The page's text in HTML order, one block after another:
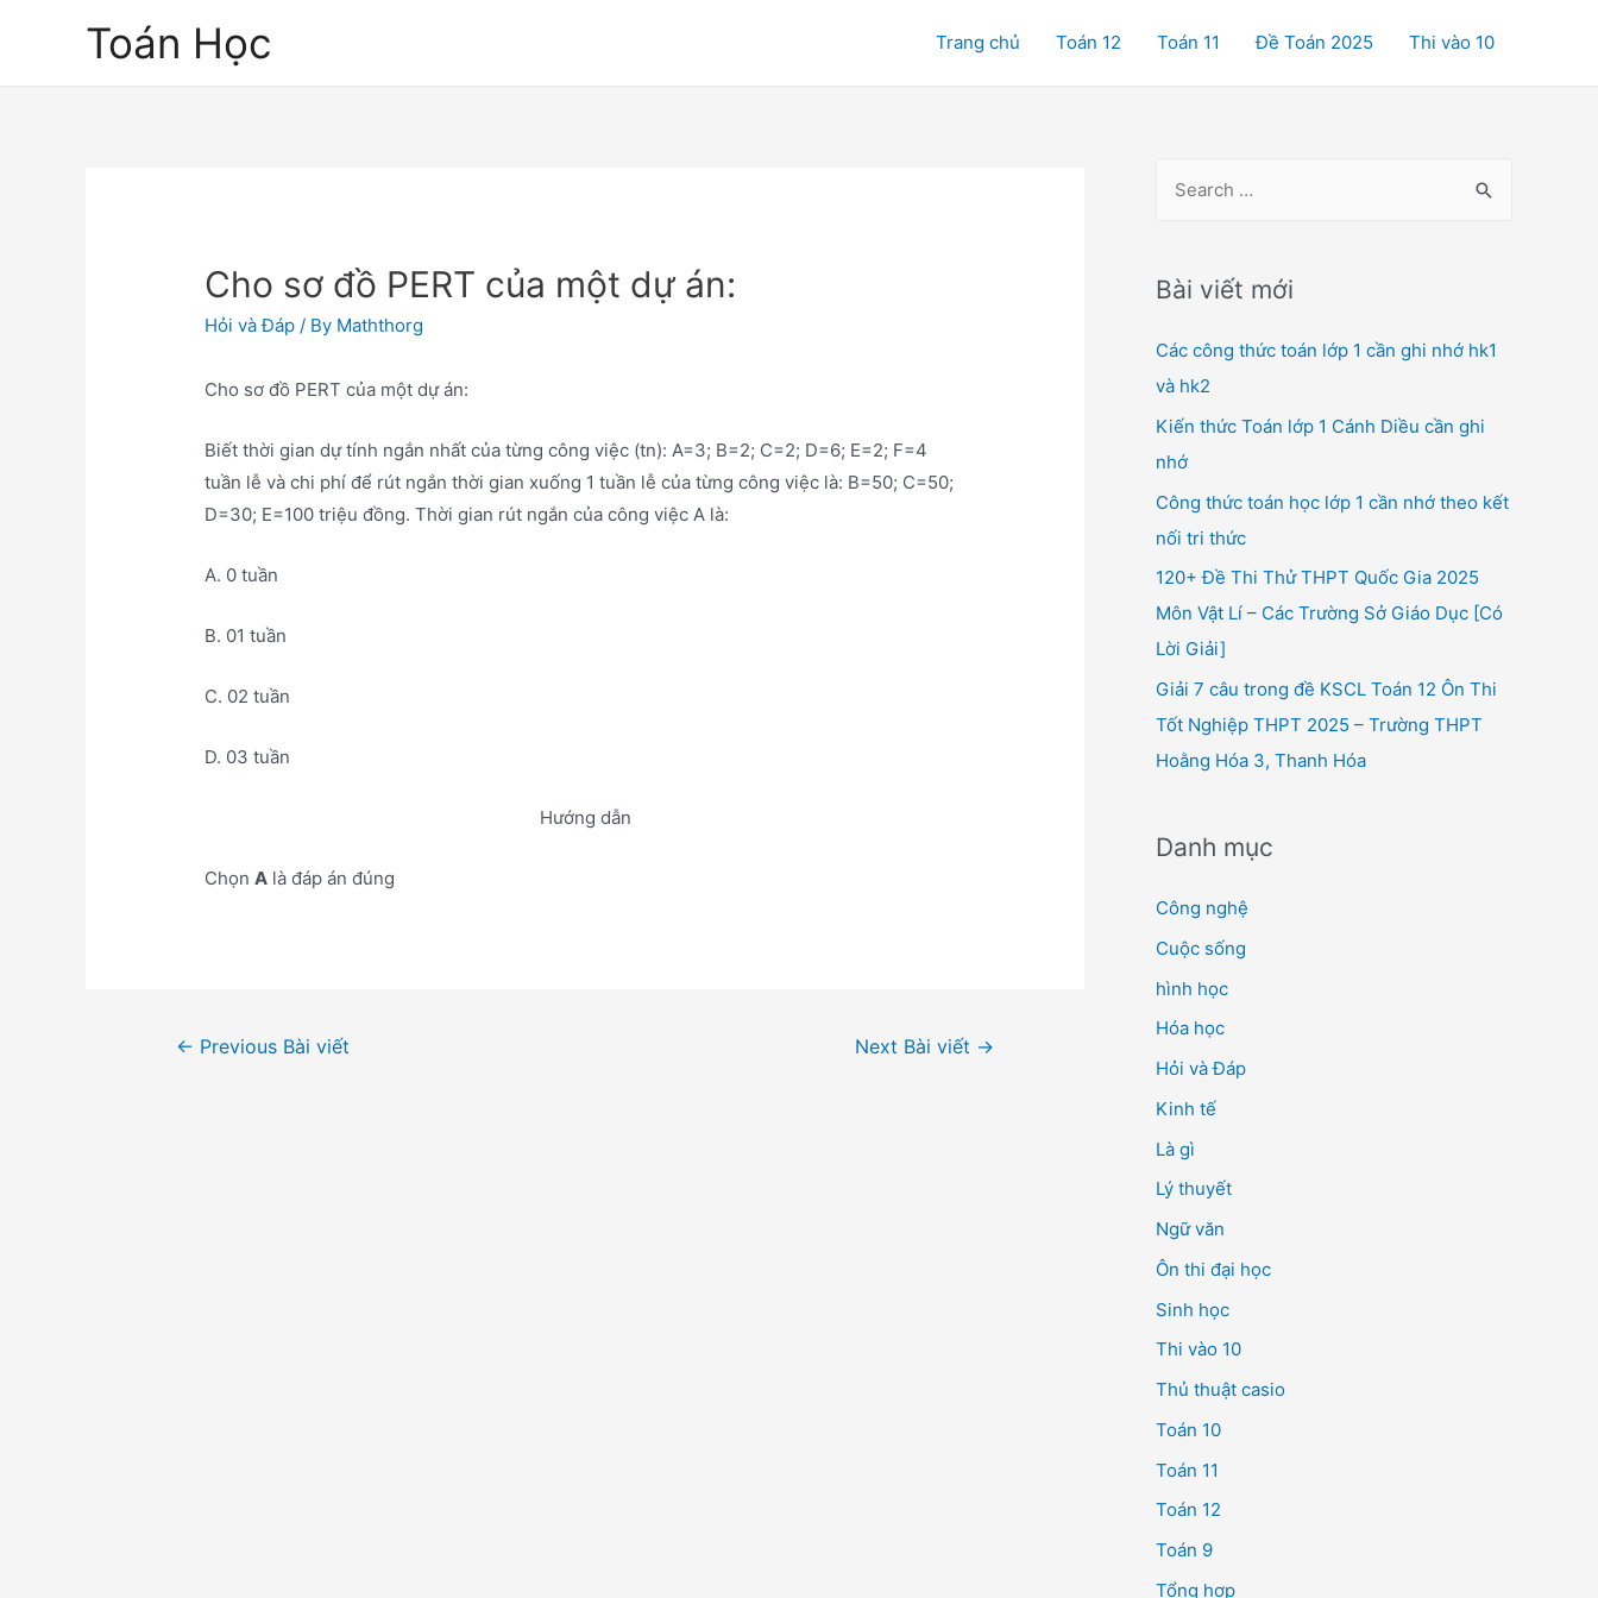
Toán Học Trang chủ Toán 12 Toán 11 Đề Toán 2025 Thi vào 10
Cho sơ đồ PERT của một dự án:
Hỏi và Đáp / By Maththorg
Cho sơ đồ PERT của một dự án:
Biết thời gian dự tính ngắn nhất của từng công việc (tn): A=3; B=2; C=2; D=6; E=2; F=4
tuần lễ và chi phí để rút ngắn thời gian xuống 1 tuần lễ của từng công việc là: B=50; C=50;
D=30; E=100 triệu đồng. Thời gian rút ngắn của công việc A là:
A. 0 tuần
B. 01 tuần
C. 02 tuần
D. 03 tuần
Hướng dẫn
ChọnA là đáp án đúng
Điều← Previous Bài viết Next Bài viết →
r
h
f
o
r
:
Bài viết mới
Các công thức toán lớp 1 cần ghi nhớ hk1
và hk2
Kiến thức Toán lớp 1 Cánh Diều cần ghi
nhớ
Công thức toán học lớp 1 cần nhớ theo kết
nối tri thức
120+ Đề Thi Thử THPT Quốc Gia 2025
Môn Vật Lí – Các Trường Sở Giáo Dục [Có
Lời Giải]
Giải 7 câu trong đề KSCL Toán 12 Ôn Thi
Tốt Nghiệp THPT 2025 – Trường THPT
Hoằng Hóa 3, Thanh Hóa
Danh mục
Công nghệ
Cuộc sống
hình học
Hóa học
Hỏi và Đáp
Kinh tế
Là gì
Lý thuyết
Ngữ văn
Ôn thi đại học
Sinh học
Thi vào 10
Thủ thuật casio
Toán 10
Toán 11
Toán 12
Toán 9
Tổng hợp